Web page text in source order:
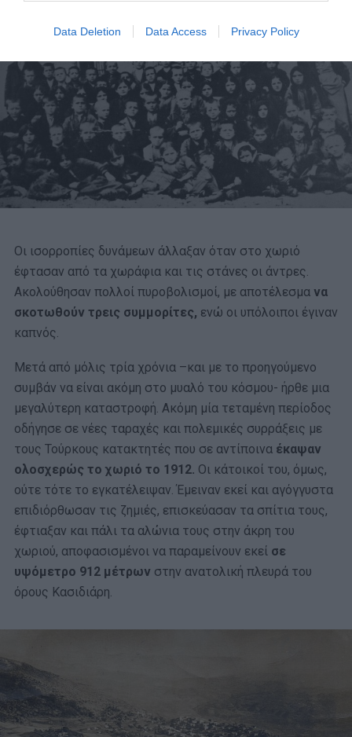
Data Deletion Data Access Privacy Policy
Οι ισορροπίες δυνάμεων άλλαξαν όταν στο χωριό
έφτασαν από τα χωράφια και τις στάνες οι άντρες.
Ακολούθησαν πολλοί πυροβολισμοί, με αποτέλεσμα να
σκοτωθούν τρεις συμμορίτες, ενώ οι υπόλοιποι έγιναν
καπνός.
Μετά από μόλις τρία χρόνια –και με το προηγούμενο
συμβάν να είναι ακόμη στο μυαλό του κόσμου- ήρθε μια
μεγαλύτερη καταστροφή. Ακόμη μία τεταμένη περίοδος
οδήγησε σε νέες ταραχές και πολεμικές συρράξεις με
τους Τούρκους κατακτητές που σε αντίποινα έκαψαν
ολοσχερώς το χωριό το 1912. Οι κάτοικοί του, όμως,
ούτε τότε το εγκατέλειψαν. Έμειναν εκεί και αγόγγυστα
επιδιόρθωσαν τις ζημιές, επισκεύασαν τα σπίτια τους,
έφτιαξαν και πάλι τα αλώνια τους στην άκρη του
χωριού, αποφασισμένοι να παραμείνουν εκεί σε
υψόμετρο 912 μέτρων στην ανατολική πλευρά του
όρους Κασιδιάρη.